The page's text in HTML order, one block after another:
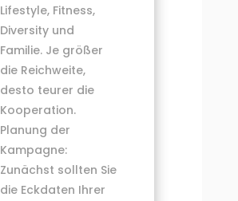
Lifestyle, Fitness,
Diversity und
Familie. Je größer
die Reichweite,
desto teurer die
Kooperation.
Planung der
Kampagne:
Zunächst sollten Sie
die Eckdaten Ihrer